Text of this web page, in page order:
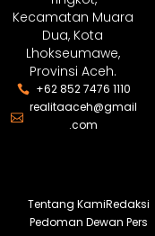
Kecamatan Muara
Dua, Kota
Lhokseumawe,
Provinsi Aceh.
+62 852 7476 1110
realitaaceh@gmail
.com
Tentang KamiRedaksi
Pedoman Dewan Pers